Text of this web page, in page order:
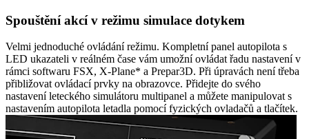
Spouštění akcí v režimu simulace dotykem
Velmi jednoduché ovládání režimu. Kompletní panel autopilota s
LED ukazateli v reálném čase vám umožní ovládat řadu nastavení v
rámci softwaru FSX, X-Plane* a Prepar3D. Při úpravách není třeba
přibližovat ovládací prvky na obrazovce. Přidejte do svého
nastavení leteckého simulátoru multipanel a můžete manipulovat s
nastavením autopilota letadla pomocí fyzických ovladačů a tlačítek.